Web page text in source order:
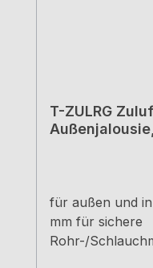
T-ZULRG
für außen und
mm für sichere
Rohr-/